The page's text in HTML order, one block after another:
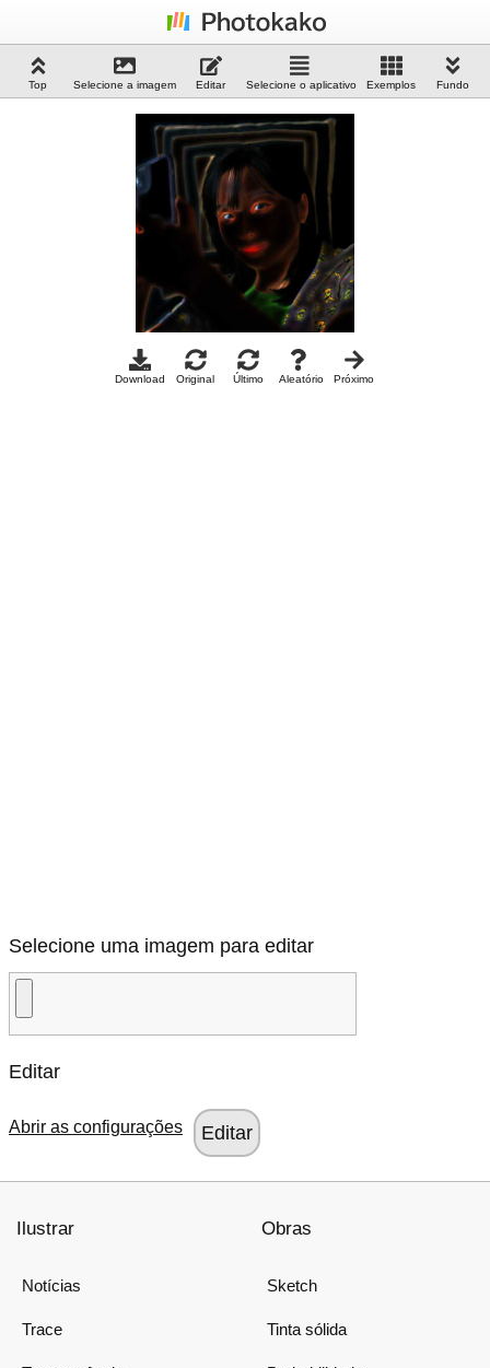
Top Selecione a imagem Editar Selecione o aplicativo Exemplos Fundo
Download Original Último Aleatório Próximo
Selecione uma imagem para editar
Editar
Abrir as configurações
Ilustrar
Notícias
Trace
Obras
Sketch
Tinta sólida